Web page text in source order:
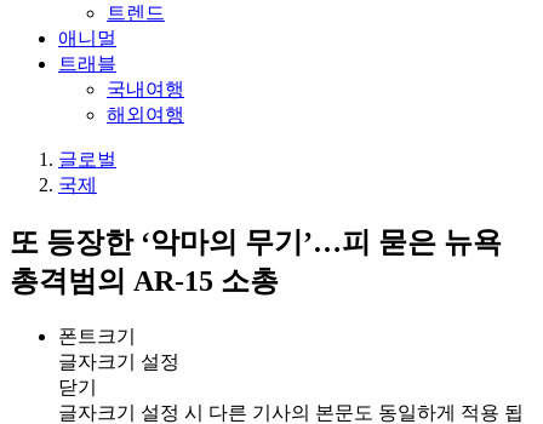
트렌드
애니멀
트래블
국내여행
해외여행
글로벌
국제
또 등장한 ‘악마의 무기’…피 묻은 뉴욕
총격범의 AR-15 소총
폰트크기
글자크기 설정
닫기
글자크기 설정 시 다른 기사의 본문도 동일하게 적용 됩